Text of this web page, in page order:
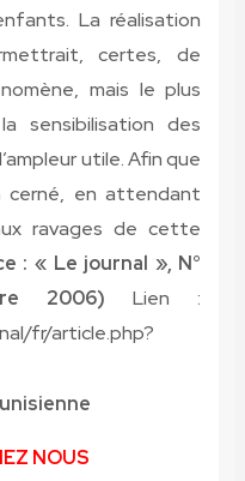
La réalisation
certes, de
mais le plus
sensibilisation des
utile. Afin que
cerné, en attendant
ravages de cette
: « Le journal », N°
2006)Lien :
fr/article.php?
NOUS